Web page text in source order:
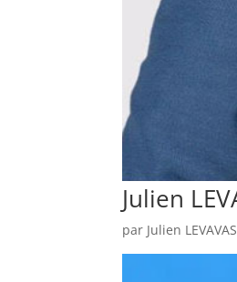
Julien
par Julien